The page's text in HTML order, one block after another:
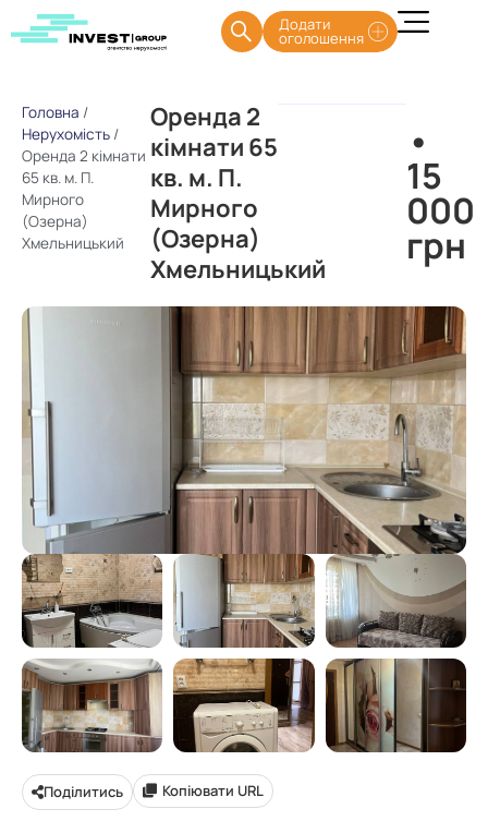
Додати
оголошення
Головна /
Нерухомість /
Оренда 2 кімнати
65 кв. м. П.
Мирного
(Озерна)
Хмельницький
Оренда 2
кімнати 65
кв. м. П.
Мирного
(Озерна)
Хмельницький
•
15
000
грн
Поділитись Копіювати URL